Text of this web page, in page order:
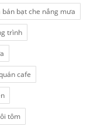
bán bạt che nắng mưa
trình
cafe
tôm